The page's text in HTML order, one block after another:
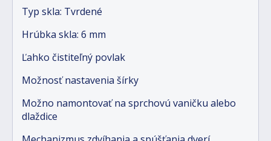
Typ skla: Tvrdené
Hrúbka skla: 6 mm
Ľahko čistiteľný povlak
Možnosť nastavenia šírky
Možno namontovať na sprchovú vaničku alebo
dlaždice